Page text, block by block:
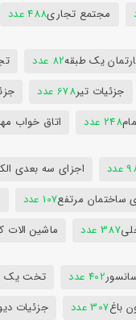
مجتمع تجاری488 عدد
یک طبقه82 عدد
جزئیات تیر678 عدد
248 عدد اتاق خواب
اجزای سه بعدی
ساختمان مرتفع107 عدد
387 عدد ماشین الات
402 عدد تخت یک
باغ307 عدد جزئیات